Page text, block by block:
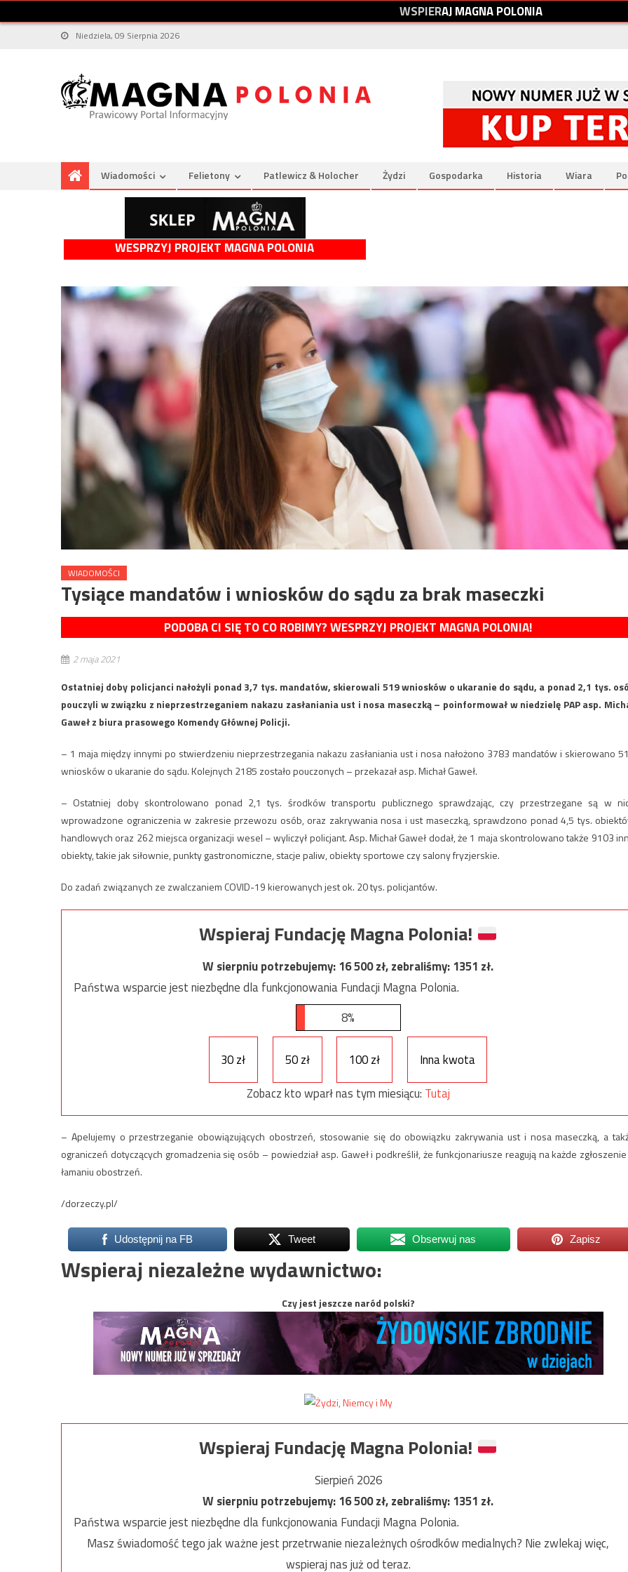
WSPIERAJMAGNAPOLONIA
Niedziela, 09 Sierpnia 2026
Wiadomości Felietony Patlewicz & Holocher Żydzi Gospodarka Historia Wiara
WESPRZYJ PROJEKT MAGNA POLONIA
WIADOMOŚCI
Tysiące mandatów i wniosków do sądu za brak maseczki
PODOBA CI SIĘ TO CO ROBIMY? WESPRZYJ PROJEKT MAGNA POLONIA!
2 maja 2021
Ostatniej doby policjanci nałożyli ponad 3,7 tys. mandatów, skierowali 519 wniosków o ukaranie do sądu, a ponad 2,1 tys.
pouczyli w związku z nieprzestrzeganiem nakazu zasłaniania ust i nosa maseczką – poinformował w niedzielę PAP asp.
Gaweł z biura prasowego Komendy Głównej Policji.
– 1 maja między innymi po stwierdzeniu nieprzestrzegania nakazu zasłaniania ust i nosa nałożono 3783 mandatów i skierowano
wniosków o ukaranie do sądu. Kolejnych 2185 zostało pouczonych – przekazał asp. Michał Gaweł.
– Ostatniej doby skontrolowano ponad 2,1 tys. środków transportu publicznego sprawdzając, czy przestrzegane są w
wprowadzone ograniczenia w zakresie przewozu osób, oraz zakrywania nosa i ust maseczką, sprawdzono ponad 4,5 tys.
handlowych oraz 262 miejsca organizacji wesel – wyliczył policjant. Asp. Michał Gaweł dodał, że 1 maja skontrolowano także 9103
obiekty, takie jak siłownie, punkty gastronomiczne, stacje paliw, obiekty sportowe czy salony fryzjerskie.
Do zadań związanych ze zwalczaniem COVID-19 kierowanych jest ok. 20 tys. policjantów.
Wspieraj Fundację Magna Polonia!
W sierpniu potrzebujemy:16 500zł, zebraliśmy:1351 zł.
Państwa wsparcie jest niezbędne dla funkcjonowania Fundacji Magna Polonia.
8%
30 zł 50 zł 100 zł
Inna kwota
Zobacz kto wparł nas tym miesiącu: Tutaj
– Apelujemy o przestrzeganie obowiązujących obostrzeń, stosowanie się do obowiązku zakrywania ust i nosa maseczką, a
ograniczeń dotyczących gromadzenia się osób – powiedział asp. Gaweł i podkreślił, że funkcjonariusze reagują na każde
łamaniu obostrzeń.
/dorzeczy.pl/
Udostępnij na FB Tweet Obserwuj nas Zapisz
Wspieraj niezależne wydawnictwo:
Czy jest jeszcze naród polski?
Wspieraj Fundację Magna Polonia!
Sierpień 2026
W sierpniu potrzebujemy:16 500zł, zebraliśmy:1351 zł.
Państwa wsparcie jest niezbędne dla funkcjonowania Fundacji Magna Polonia.
Masz świadomość tego jak ważne jest przetrwanie niezależnych ośrodków medialnych? Nie zwlekaj więc,
wspieraj nas już od teraz.